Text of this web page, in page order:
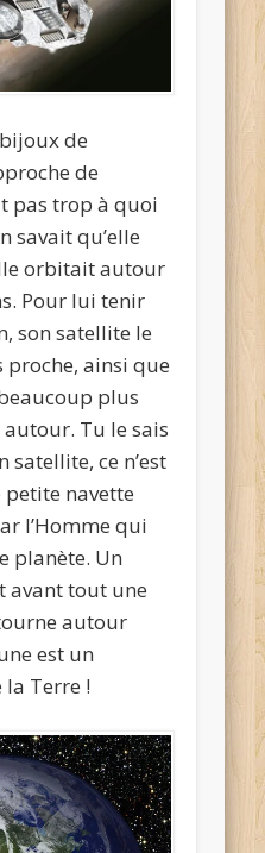
de
de
pas trop à quoi
savait qu’elle
orbitait autour
Pour lui tenir
son satellite le
ainsi que
plus
Tu le sais
satellite, ce n’est
navette
l’Homme qui
planète. Un
avant tout une
autour
est un
Terre !